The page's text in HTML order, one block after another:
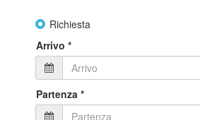
Richiesta
Arrivo *
Partenza *